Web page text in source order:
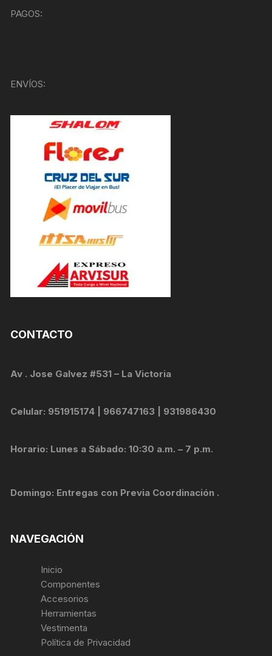
PAGOS:
ENVÍOS:
CONTACTO
Av . Jose Galvez #531 – La Victoria
Celular: 951915174 | 966747163 | 931986430
Horario: Lunes a Sábado: 10:30 a.m. – 7 p.m.
Domingo: Entregas con Previa Coordinación .
NAVEGACIÓN
Inicio
Componentes
Accesorios
Herramientas
Vestimenta
Política de Privacidad